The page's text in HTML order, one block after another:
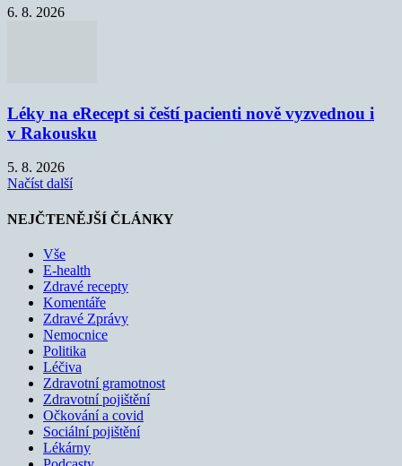
6. 8. 2026
Léky na eRecept si čeští pacienti nově vyzvednou i
v Rakousku
5. 8. 2026
Načíst další
NEJČTENĚJŠÍ ČLÁNKY
Vše
E-health
Zdravé recepty
Komentáře
Zdravé Zprávy
Nemocnice
Politika
Léčiva
Zdravotní gramotnost
Zdravotní pojištění
Očkování a covid
Sociální pojištění
Lékárny